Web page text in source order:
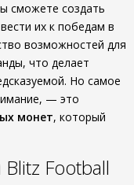
сможете создать
их к победам в
возможностей для
что делает
Но самое
— это
монет, который
Football